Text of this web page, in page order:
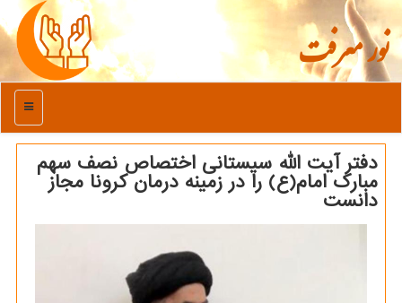
نور معرفت
منو
دفتر آیت الله سیستانی اختصاص نصف سهم
مبارك امام(ع) را در زمینه درمان كرونا مجاز
دانست